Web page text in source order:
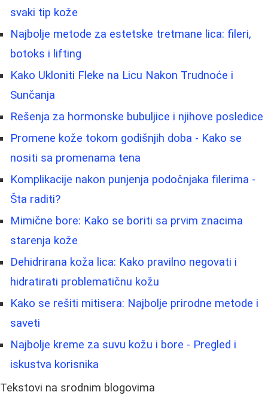
svaki tip kože
Najbolje metode za estetske tretmane lica: fileri,
botoks i lifting
Kako Ukloniti Fleke na Licu Nakon Trudnoće i
Sunčanja
Rešenja za hormonske bubuljice i njihove posledice
Promene kože tokom godišnjih doba - Kako se
nositi sa promenama tena
Komplikacije nakon punjenja podočnjaka filerima -
Šta raditi?
Mimične bore: Kako se boriti sa prvim znacima
starenja kože
Dehidrirana koža lica: Kako pravilno negovati i
hidratirati problematičnu kožu
Kako se rešiti mitisera: Najbolje prirodne metode i
saveti
Najbolje kreme za suvu kožu i bore - Pregled i
iskustva korisnika
Tekstovi na srodnim blogovima